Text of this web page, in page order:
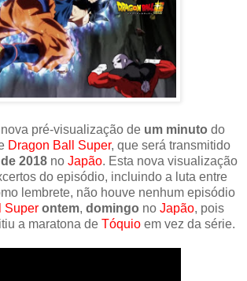
pré-visualização de um minuto do
Dragon Ball Super, que será transmitido
2018 no Japão. Esta nova visualização
do episódio, incluindo a luta entre
lembrete, não houve nenhum episódio
Super ontem, domingo no Japão, pois
a maratona de Tóquio em vez da série.